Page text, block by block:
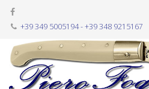
+39 349 5005194 - +39 348 9215167